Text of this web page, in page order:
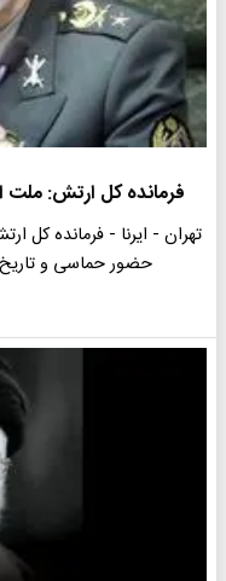
فرمانده کل ارتش: ملت
تهران - ایرنا - فرمانده کل
حضور حماسی و